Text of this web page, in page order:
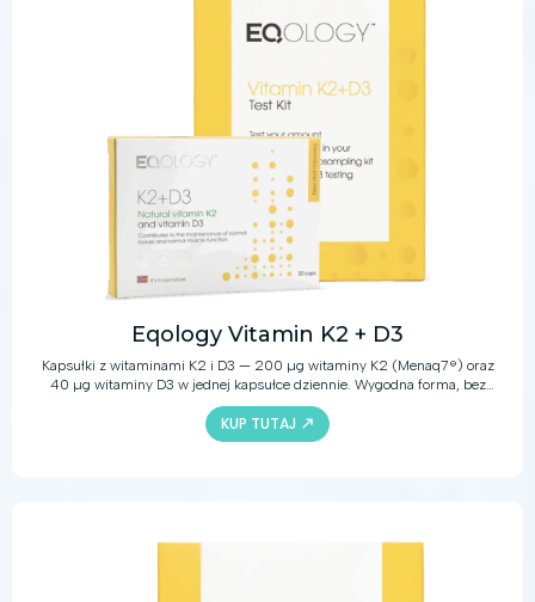
Eqology Vitamin K2 + D3
Kapsułki z witaminami K2 i D3 — 200 µg witaminy K2 (Menaq7®) oraz
40 µg witaminy D3 w jednej kapsułce dziennie. Wygodna forma, bez
odmierzania porcji.
KUP TUTAJ